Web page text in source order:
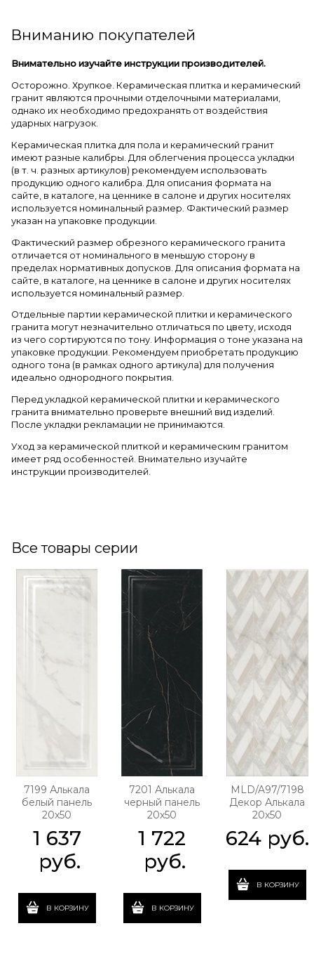
Вниманию покупателей
Внимательно изучайте инструкции производителей.
Осторожно. Хрупкое. Керамическая плитка и керамический
гранит являются прочными отделочными материалами,
однако их необходимо предохранять от воздействия
ударных нагрузок.
Керамическая плитка для пола и керамический гранит
имеют разные калибры. Для облегчения процесса укладки
(в т. ч. разных артикулов) рекомендуем использовать
продукцию одного калибра. Для описания формата на
сайте, в каталоге, на ценнике в салоне и других носителях
используется номинальный размер. Фактический размер
указан на упаковке продукции.
Фактический размер обрезного керамического гранита
отличается от номинального в меньшую сторону в
пределах нормативных допусков. Для описания формата на
сайте, в каталоге, на ценнике в салоне и других носителях
используется номинальный размер.
Отдельные партии керамической плитки и керамического
гранита могут незначительно отличаться по цвету, исходя
из чего сортируются по тону. Информация о тоне указана на
упаковке продукции. Рекомендуем приобретать продукцию
одного тона (в рамках одного артикула) для получения
идеально однородного покрытия.
Перед укладкой керамической плитки и керамического
гранита внимательно проверьте внешний вид изделий.
После укладки рекламации не принимаются.
Уход за керамической плиткой и керамическим гранитом
имеет ряд особенностей. Внимательно изучайте
инструкции производителей.
Все товары серии
7199 Алькала
белый панель
20х50
1 637
руб.
В КОРЗИНУ
7201 Алькала
черный панель
20х50
1 722
руб.
В КОРЗИНУ
MLD/A97/7198
Декор Алькала
20х50
624 руб.
В КОРЗИНУ